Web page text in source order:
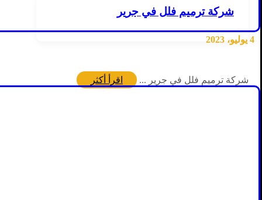
شركة ترميم فلل في جرير
4 يوليو، 2023
شركة ترميم فلل في جرير ... اقرأ أكثر